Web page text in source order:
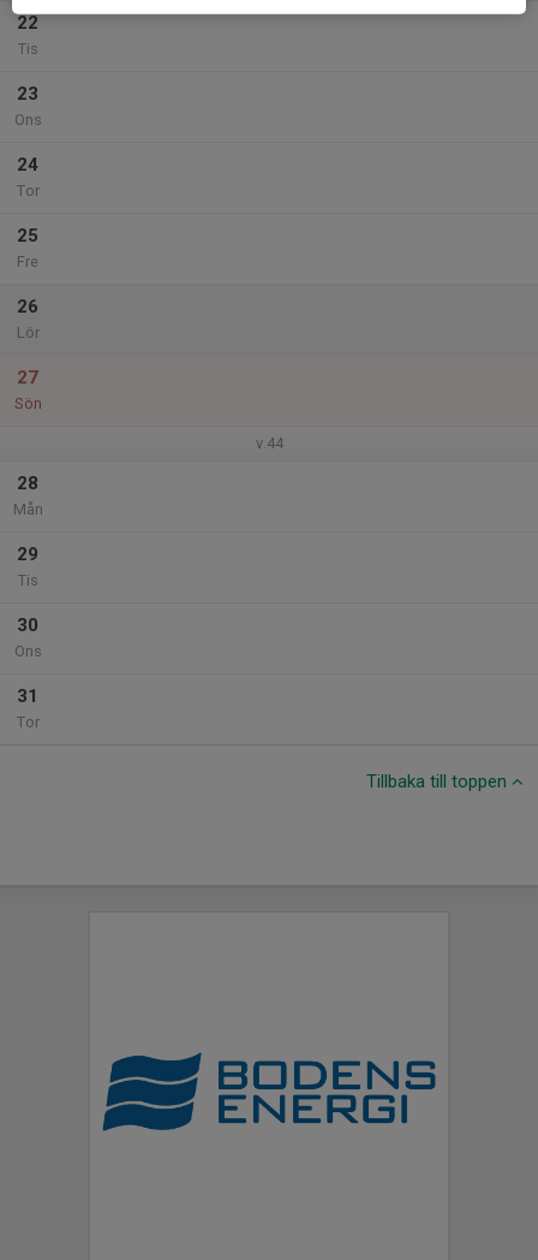
22
Tis
23
Ons
24
Tor
25
Fre
26
Lör
27
Sön
v.44
28
Mån
29
Tis
30
Ons
31
Tor
Tillbaka till toppen